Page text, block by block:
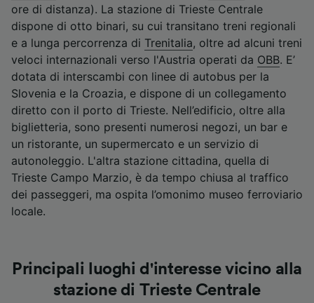
ore di distanza). La stazione di Trieste Centrale
dispone di otto binari, su cui transitano treni regionali
e a lunga percorrenza di Trenitalia, oltre ad alcuni treni
veloci internazionali verso l'Austria operati da OBB. E’
dotata di interscambi con linee di autobus per la
Slovenia e la Croazia, e dispone di un collegamento
diretto con il porto di Trieste. Nell’edificio, oltre alla
biglietteria, sono presenti numerosi negozi, un bar e
un ristorante, un supermercato e un servizio di
autonoleggio. L'altra stazione cittadina, quella di
Trieste Campo Marzio, è da tempo chiusa al traffico
dei passeggeri, ma ospita l’omonimo museo ferroviario
locale.
Principali luoghi d'interesse vicino alla
stazione di Trieste Centrale